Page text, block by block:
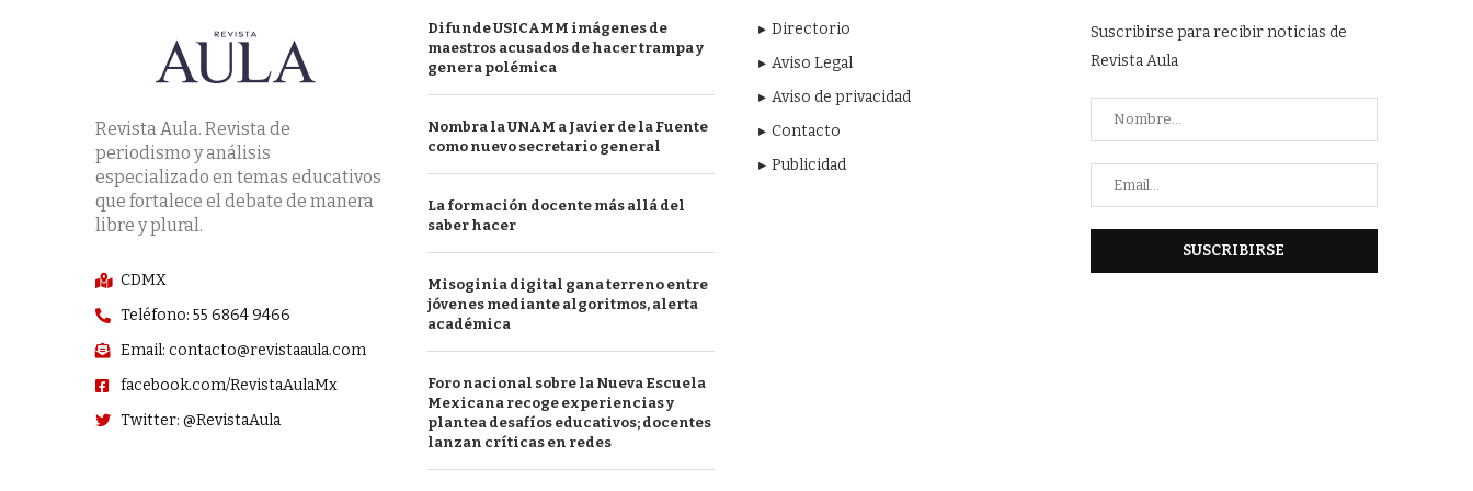
Revista Aula. Revista de
periodismo y análisis
especializado en temas educativos
que fortalece el debate de manera
libre y plural.
CDMX
Teléfono: 55 6864 9466
Email: contacto@revistaaula.com
facebook.com/RevistaAulaMx
Twitter: @RevistaAula
Difunde USICAMM imágenes de
maestros acusados de hacer trampa y
genera polémica
Nombra la UNAM a Javier de la Fuente
como nuevo secretario general
La formación docente más allá del
saber hacer
Misoginia digital gana terreno entre
jóvenes mediante algoritmos, alerta
académica
Foro nacional sobre la Nueva Escuela
Mexicana recoge experiencias y
plantea desafíos educativos; docentes
lanzan críticas en redes
Directorio
Aviso Legal
Aviso de privacidad
Contacto
Publicidad
Suscribirse para recibir noticias de
Revista Aula